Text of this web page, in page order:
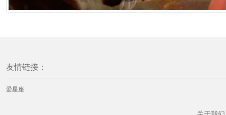
友情链接：
爱星座